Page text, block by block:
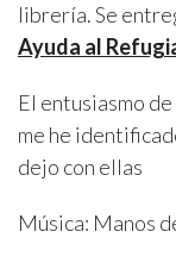
librería. Se
Ayuda al
El entusiasmo
me he
dejo con ellas
Música: Manos